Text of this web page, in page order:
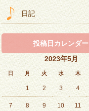
日記
投稿日カレンダー
2023年5月
日 月 火 水 木
1 2 3 4
7 8 9 10 11